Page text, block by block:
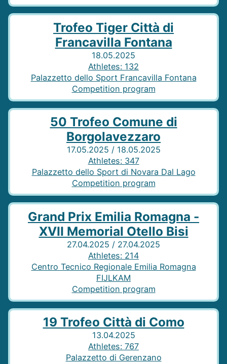
Trofeo Tiger Città di
Francavilla Fontana
18.05.2025
Athletes: 132
Palazzetto dello Sport Francavilla Fontana
Competition program
50 Trofeo Comune di
Borgolavezzaro
17.05.2025 / 18.05.2025
Athletes: 347
Palazzetto dello Sport di Novara Dal Lago
Competition program
Grand Prix Emilia Romagna -
XVII Memorial Otello Bisi
27.04.2025 / 27.04.2025
Athletes: 214
Centro Tecnico Regionale Emilia Romagna
FIJLKAM
Competition program
19 Trofeo Città di Como
13.04.2025
Athletes: 767
Palazzetto di Gerenzano